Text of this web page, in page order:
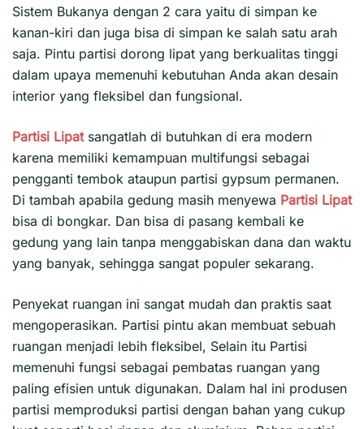
Sistem Bukanya dengan 2 cara yaitu di simpan ke
kanan-kiri dan juga bisa di simpan ke salah satu arah
saja. Pintu partisi dorong lipat yang berkualitas tinggi
dalam upaya memenuhi kebutuhan Anda akan desain
interior yang fleksibel dan fungsional.
Partisi Lipatsangatlah di butuhkan di era modern
karena memiliki kemampuan multifungsi sebagai
pengganti tembok ataupun partisi gypsum permanen.
Di tambah apabila gedung masih menyewa Partisi Lipat
bisa di bongkar. Dan bisa di pasang kembali ke
gedung yang lain tanpa menggabiskan dana dan waktu
yang banyak, sehingga sangat populer sekarang.
Penyekat ruangan ini sangat mudah dan praktis saat
mengoperasikan. Partisi pintu akan membuat sebuah
ruangan menjadi lebih fleksibel, Selain itu Partisi
memenuhi fungsi sebagai pembatas ruangan yang
paling efisien untuk digunakan. Dalam hal ini produsen
partisi memproduksi partisi dengan bahan yang cukup